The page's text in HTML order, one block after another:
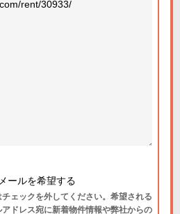
ールを希望する
ェックを外してください。希望される
ドレス宛に新着物件情報や弊社からの